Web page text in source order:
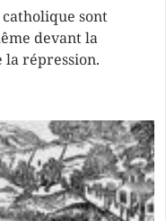
sont
devant la
la répression.